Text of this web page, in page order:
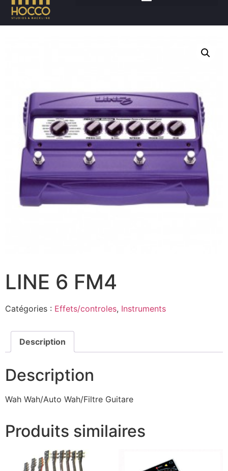
Accueil/Instruments
LINE 6 FM4
Catégories : Effets/controles, Instruments
Description
Description
Wah Wah/Auto Wah/Filtre Guitare
Produits similaires